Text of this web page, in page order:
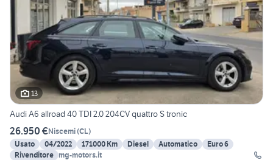
13
Audi A6 allroad 40 TDI 2.0 204CV quattro S tronic
26.950 €Niscemi(CL)
Usato
04/2022 171000 Km Diesel Automatico
Euro 6
Rivenditore mg-motors.it